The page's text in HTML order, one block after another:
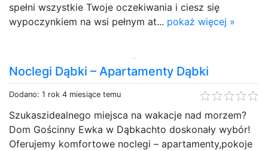
spełni wszystkie Twoje oczekiwania i ciesz się
wypoczynkiem na wsi pełnym at... pokaż więcej »
Noclegi Dąbki – Apartamenty Dąbki
Dodano: 1 rok 4 miesiące temu
Szukaszidealnego miejsca na wakacje nad morzem?
Dom Gościnny Ewka w Dąbkachto doskonały wybór!
Oferujemy komfortowe noclegi – apartamenty,pokoje